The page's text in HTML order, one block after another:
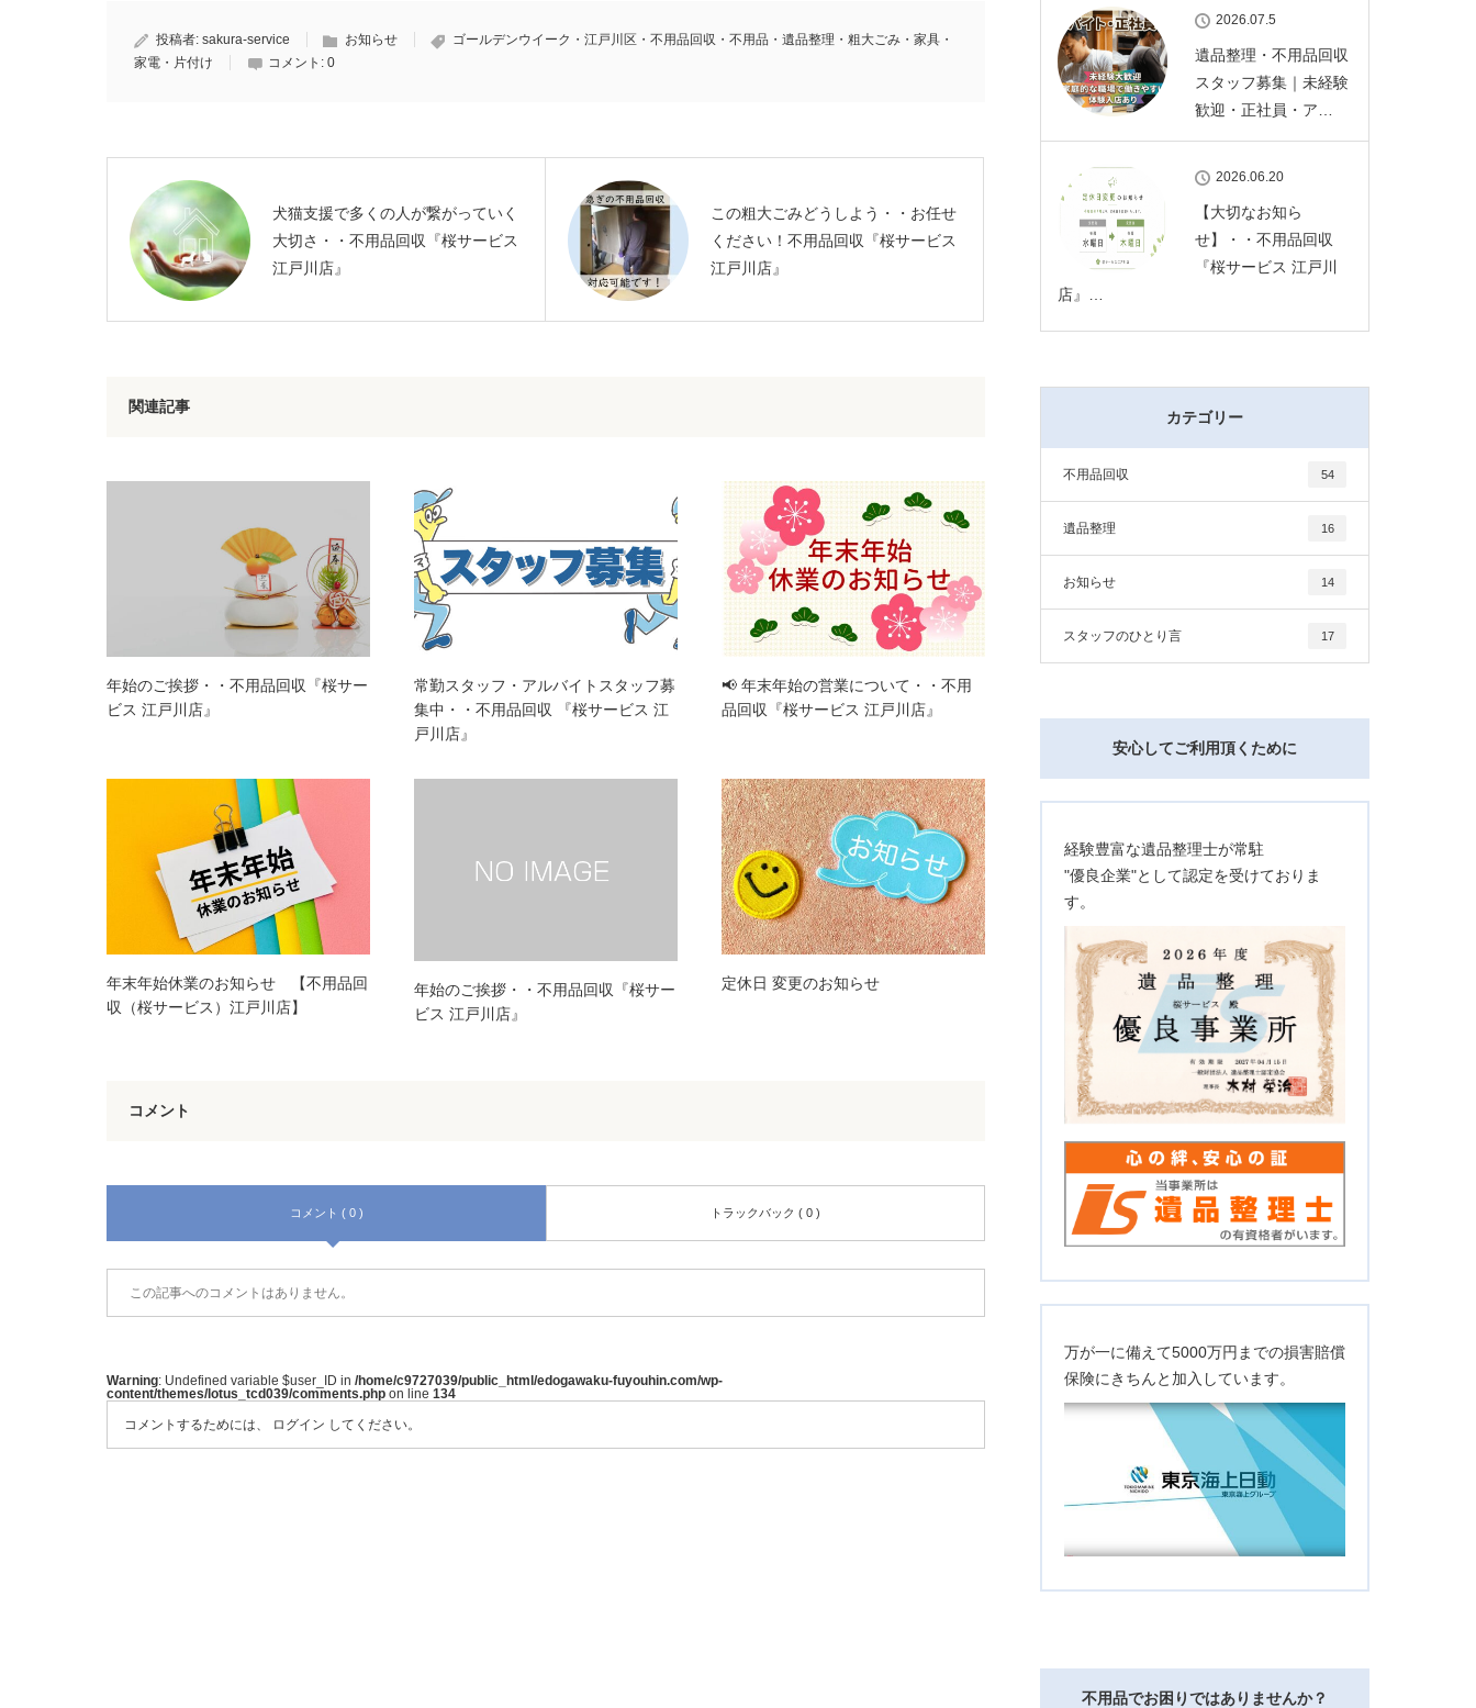
投稿者: sakura-service お知らせ
ゴールデンウイーク・江戸川区・不用品回収・不用品・遺品整理・粗大ごみ・家具・
家電・片付け
コメント: 0
犬猫支援で多くの人が繋がっていく
大切さ・・不用品回収『桜サービス
江戸川店』
この粗大ごみどうしよう・・お任せ
ください！不用品回収『桜サービス
江戸川店』
関連記事
年始のご挨拶・・不用品回収『桜サー
ビス 江戸川店』
常勤スタッフ・アルバイトスタッフ募
集中・・不用品回収 『桜サービス 江
戸川店』
📢 年末年始の営業について・・不用
品回収『桜サービス 江戸川店』
年末年始休業のお知らせ 【不用品回
収（桜サービス）江戸川店】
年始のご挨拶・・不用品回収『桜サー
ビス 江戸川店』
定休日 変更のお知らせ
コメント
コメント ( 0 ) トラックバック ( 0 )
この記事へのコメントはありません。
Warning: Undefined variable $user_ID in /home/c9727039/public_html/edogawaku-fuyouhin.com/wp-
content/themes/lotus_tcd039/comments.php on line 134
コメントするためには、
ログイン してください。
2026.07.5
遺品整理・不用品回収
スタッフ募集｜未経験
歓迎・正社員・ア…
2026.06.20
【大切なお知ら
せ】・・不用品回収
『桜サービス 江戸川
店』…
カテゴリー
不用品回収 54
遺品整理 16
お知らせ 14
スタッフのひとり言 17
安心してご利用頂くために
経験豊富な遺品整理士が常駐
"優良企業"として認定を受けておりま
す。
万が一に備えて5000万円までの損害賠償
保険にきちんと加入しています。
不用品でお困りではありませんか？